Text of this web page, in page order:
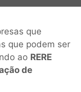
que
que podem ser
ao RERE
de